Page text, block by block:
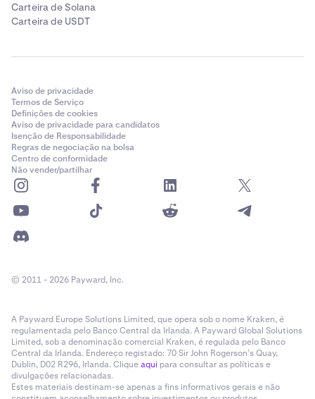
Carteira de Solana
Carteira de USDT
Aviso de privacidade
Termos de Serviço
Definições de cookies
Aviso de privacidade para candidatos
Isenção de Responsabilidade
Regras de negociação na bolsa
Centro de conformidade
Não vender/partilhar
© 2011 - 2026 Payward, Inc.
A Payward Europe Solutions Limited, que opera sob o nome Kraken, é
regulamentada pelo Banco Central da Irlanda. A Payward Global Solutions
Limited, sob a denominação comercial Kraken, é regulada pelo Banco
Central da Irlanda. Endereço registado: 70 Sir John Rogerson’s Quay,
Dublin, D02 R296, Irlanda. Cliqueaqui para consultar as políticas e
divulgações relacionadas.
Estes materiais destinam-se apenas a fins informativos gerais e não